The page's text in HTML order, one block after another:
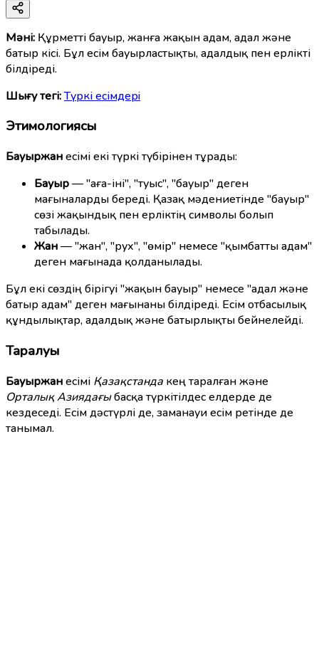
Мәні: Құрметті бауыр, жанға жақын адам, адал және
батыр кісі. Бұл есім бауырластықты, адалдық пен ерлікті
білдіреді.
Шығу тегі:Түркі есімдерi
Этимологиясы
Бауыржанесімі екі түркі түбірінен тұрады:
Бауыр— "аға-іні", "туыс", "бауыр" деген
мағыналарды береді. Қазақ мәдениетінде "бауыр"
сөзі жақындық пен ерліктің символы болып
табылады.
Жан— "жан", "рух", "өмір" немесе "қымбатты адам"
деген мағынада қолданылады.
Бұл екі сөздің бірігуі "жақын бауыр" немесе "адал және
батыр адам" деген мағынаны білдіреді. Есім отбасылық
құндылықтар, адалдық және батырлықты бейнелейді.
Таралуы
Бауыржанесімі Қазақстанда кең таралған және
Орталық Азиядағыбасқа түркітілдес елдерде де
кездеседі. Есім дәстүрлі де, заманауи есім ретінде де
танымал.